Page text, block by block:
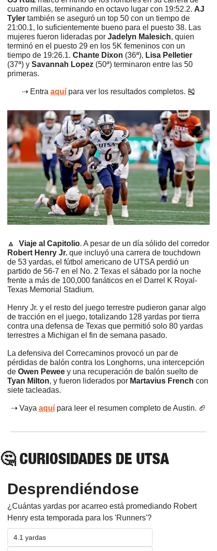
cuatro millas, terminando en octavo lugar con 19:52.2. AJ
Tyler también se aseguró un top 50 con un tiempo de
21:00.1, lo suficientemente bueno para el puesto 38. Las
mujeres fueron lideradas por Jadelyn Malesich, quien
terminó en el puesto 29 en los 5K femeninos con un
tiempo de 19:26.1. Chante Dixon (36ª), Lisa Pelletier
(37ª) y Savannah Lopez (50ª) terminaron entre las 50
primeras.
⇢ Entra aquí para ver los resultados completos. 🎽
🔼 Viaje al Capitolio
Robert Henry Jr. que incluyó una carrera de touchdown
de 53 yardas, el fútbol americano de UTSA perdió un
partido de 56-7 en el No. 2 Texas el sábado por la noche
frente a más de 100,000 fanáticos en el Darrel K Royal-
Texas Memorial Stadium.
Henry Jr. y el resto del juego terrestre pudieron ganar algo
de tracción en el juego, totalizando 128 yardas por tierra
contra una defensa de Texas que permitió solo 80 yardas
terrestres a Michigan el fin de semana pasado.
La defensiva del Correcaminos provocó un par de
pérdidas de balón contra los Longhorns, una intercepción
de Owen Pewee
Tyan Milton, y fueron liderados por Martavius French con
siete tacleadas.
⇢ Vaya aquí para leer el resumen completo de Austin. 🏈
🤔 CURIOSIDADES DE UTSA
Desprendiéndose
¿Cuántas yardas por acarreo está promediando Robert
Henry esta temporada para los 'Runners'?
4.1 yardas